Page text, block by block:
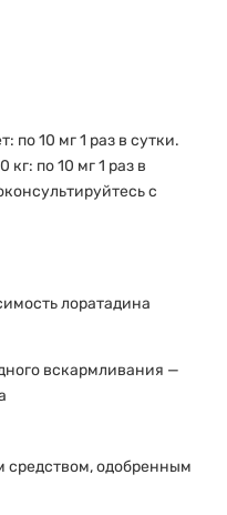
по 10 мг 1 раз в сутки.
кг: по 10 мг 1 раз в
с
лоратадина
вскармливания —
средством, одобренным